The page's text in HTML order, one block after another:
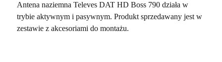
Antena naziemna Televes DAT HD Boss 790 działa w
trybie aktywnym i pasywnym. Produkt sprzedawany jest w
zestawie z akcesoriami do montażu.